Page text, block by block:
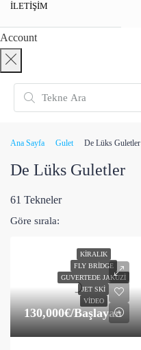
İLETIŞIM
Account
Ana Sayfa Gulet De Lüks Guletler
De Lüks Guletler
61 Tekneler
Göre sırala:
KIRALIK
FLY BRIDGE
GUVERTEDE JAKUZI
JET SKI
VIDEO
130,000€/Başlayan